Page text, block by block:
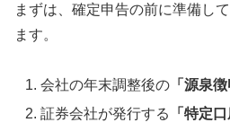
まずは、確定申告の前に準備し
ます。
会社の年末調整後の 「源泉徴
証券会社が発行する
「特定